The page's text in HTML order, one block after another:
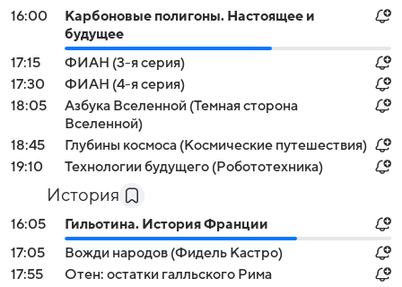
16:00
Карбоновые полигоны. Настоящее и
будущее
17:15
ФИАН (3-я серия)
17:30
ФИАН (4-я серия)
18:05
Азбука Вселенной (Темная сторона
Вселенной)
18:45
Глубины космоса (Космические путешествия)
19:10
Технологии будущего (Робототехника)
История
16:05
Гильотина. История Франции
17:05
Вожди народов (Фидель Кастро)
17:55
Отен: остатки галльского Рима